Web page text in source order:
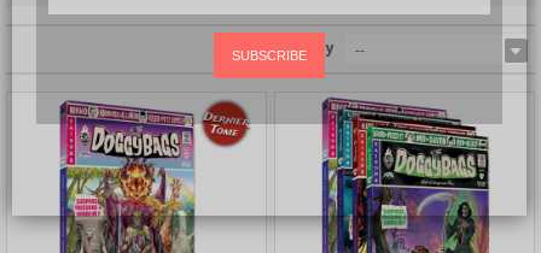
SUBSCRIBESort by --